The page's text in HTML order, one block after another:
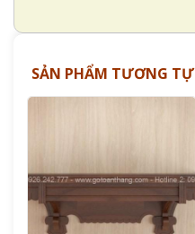
SẢN PHẨM TƯƠNG TỰ